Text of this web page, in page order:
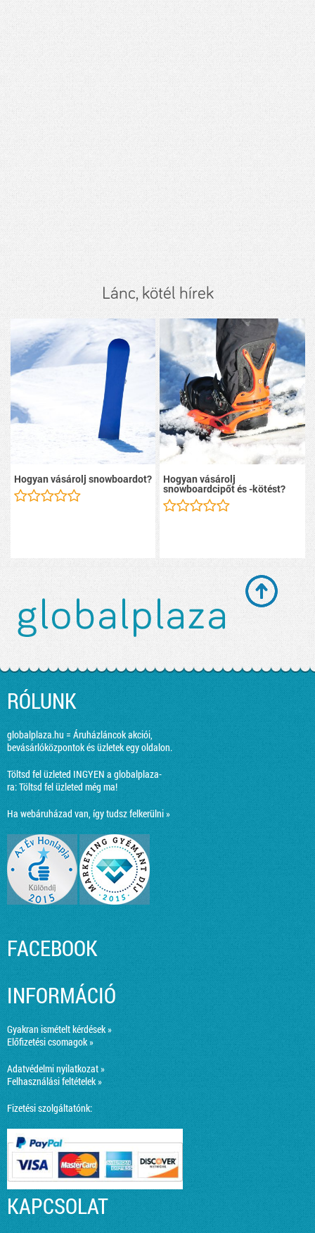
Lánc, kötél hírek
Hogyan vásárolj snowboardot? Hogyan vásárolj
snowboardcipőt és -kötést?
RÓLUNK
globalplaza.hu = Áruházláncok akciói,
bevásárlóközpontok és üzletek egy oldalon.
Töltsd fel üzleted INGYEN a globalplaza-
ra:Töltsd fel üzleted még ma!
Ha webáruházad van, így tudsz felkerülni »
FACEBOOK
INFORMÁCIÓ
Gyakran ismételt kérdések »
Előfizetési csomagok »
Adatvédelmi nyilatkozat »
Felhasználási feltételek »
Fizetési szolgáltatónk:
KAPCSOLAT